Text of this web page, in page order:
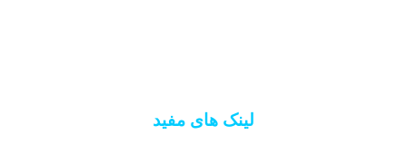
لینک های مفید